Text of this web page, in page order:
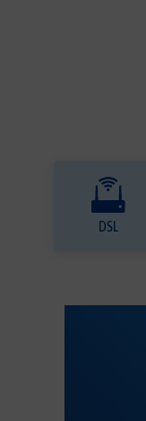
DSL